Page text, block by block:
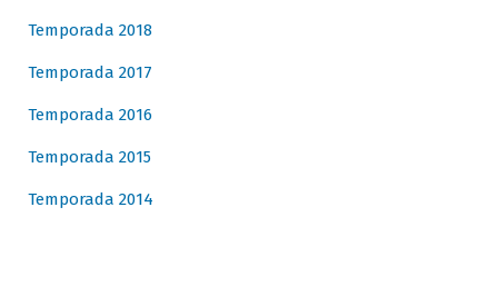
Temporada 2018
Temporada 2017
Temporada 2016
Temporada 2015
Temporada 2014